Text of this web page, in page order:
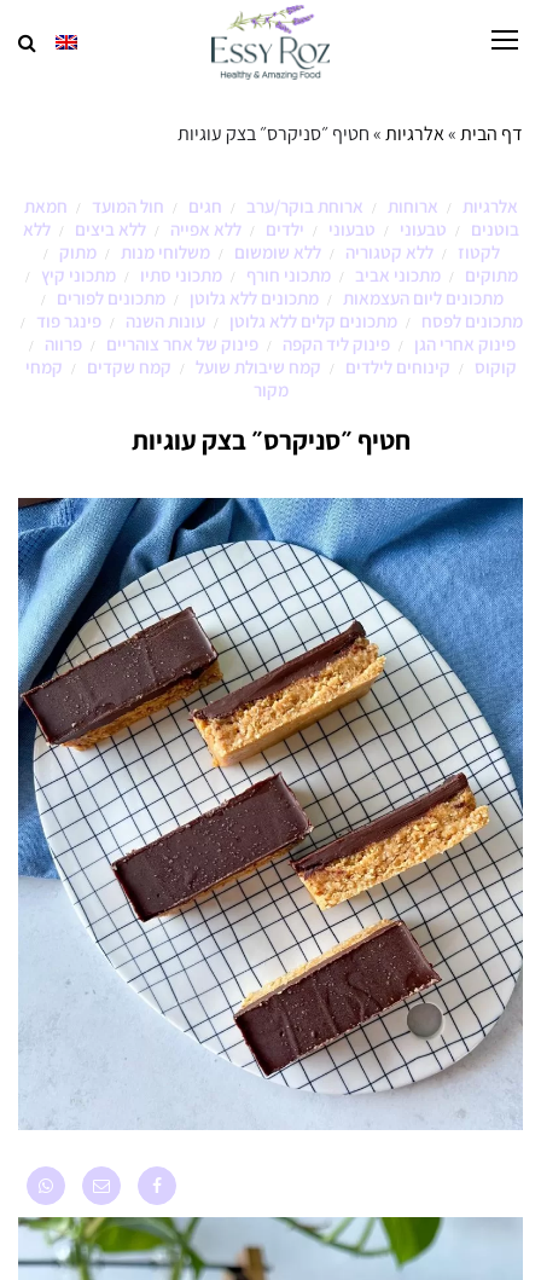
דף הבית»אלרגיות»חטיף ״סניקרס״ בצק עוגיות
אלרגיות / ארוחות / ארוחת בוקר/ערב / חגים / חול המועד /
חמאת
בוטנים
/ טבעוני / טבעוני / ילדים / ללא אפייה / ללא ביצים /
ללא
לקטוז
/ ללא קטגוריה / ללא שומשום / משלוחי מנות / מתוק /
מתוקים / מתכוני אביב / מתכוני חורף / מתכוני סתיו / מתכוני קיץ /
מתכונים ליום העצמאות / מתכונים ללא גלוטן / מתכונים לפורים /
מתכונים לפסח / מתכונים קלים ללא גלוטן / עונות השנה / פינגר פוד /
פינוק אחרי הגן / פינוק ליד הקפה / פינוק של אחר צוהריים / פרווה /
קוקוס / קינוחים לילדים / קמח שיבולת שועל / קמח שקדים /
קמחי
מקור
חטיף ״סניקרס״ בצק עוגיות